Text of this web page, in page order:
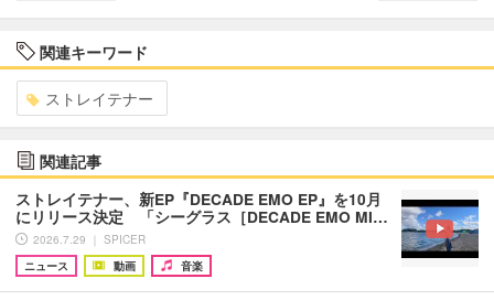
関連キーワード
ストレイテナー
関連記事
ストレイテナー、新EP『DECADE EMO EP』を10月
にリリース決定 「シーグラス［DECADE EMO MI…
2026.7.29 ｜ SPICER
ニュース
動画 音楽